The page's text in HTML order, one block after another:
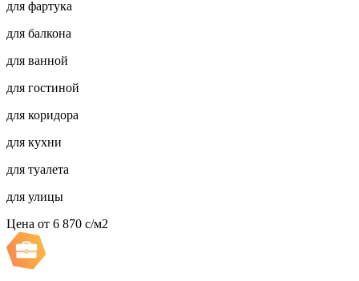
для фартука
для балкона
для ванной
для гостиной
для коридора
для кухни
для туалета
для улицы
Цена от 6 870 c/м2